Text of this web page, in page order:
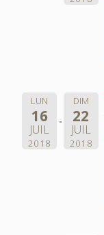
LUN
16
JUIL
2018
DIM
22
JUIL
2018